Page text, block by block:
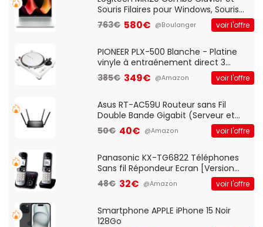
Souris Filaires pour Windows, Souris
Optique Filaire, Connexion USB Plug
And Play, Confortable, Taille
QWERTY UK - Noir
763€ 580€ @Boulanger voir l'offre
PIONEER PLX-500 Blanche - Platine
vinyle à entraénement direct 3
vitesses (33-45-78 trs/min) avec
pre-ampli intégré et port USB
385€ 349€ @Amazon voir l'offre
Asus RT-AC59U Routeur sans Fil
Double Bande Gigabit (Serveur et
Client VPN, Triple Vlan, Mode Point
d'accès et Bridge, contrôle Parental,
50€ 40€ @Amazon voir l'offre
Panasonic KX-TG6822 Téléphones
Sans fil Répondeur Ecran [Version
Française]
48€ 32€ @Amazon voir l'offre
Smartphone APPLE iPhone 15 Noir
128Go